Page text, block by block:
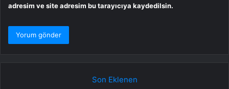
adresim ve site adresim bu tarayıcıya kaydedilsin.
Son Eklenen